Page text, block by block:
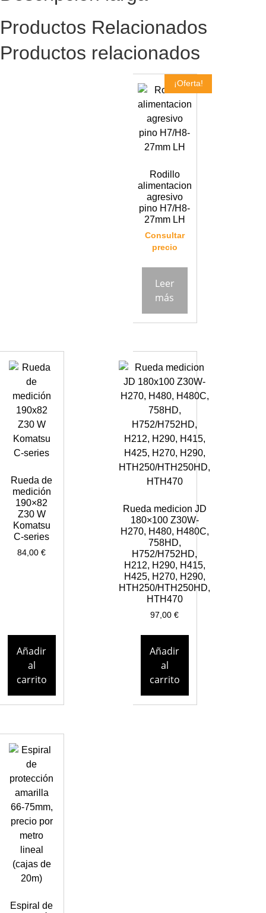
Productos Relacionados
Productos relacionados
¡Oferta!
Rodillo
alimentacion
agresivo
pino H7/H8-
27mm LH
Consultar
precio
Leer
más
Rueda de
medición
190×82
Z30 W
Komatsu
C-series
84,00€
Añadir
al
carrito
Rueda medicion JD
180×100 Z30W-
H270, H480, H480C,
758HD,
H752/H752HD,
H212, H290, H415,
H425, H270, H290,
HTH250/HTH250HD,
HTH470
97,00€
Añadir
al
carrito
Espiral de